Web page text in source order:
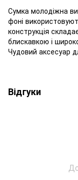
Сумка молодіжна
фоні
конструкція
блискавкою і
Чудовий аксесуар
Відгуки